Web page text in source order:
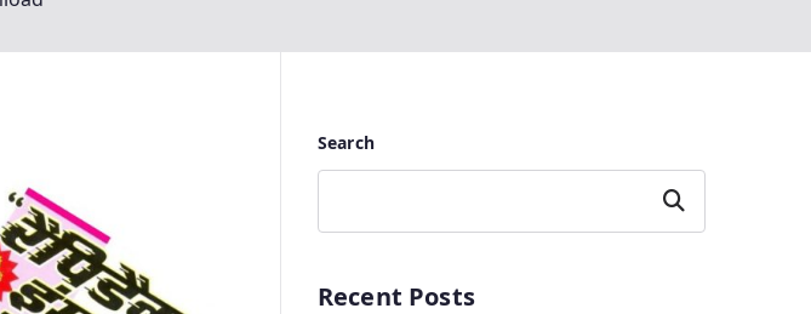
Search
Search
Recent Posts